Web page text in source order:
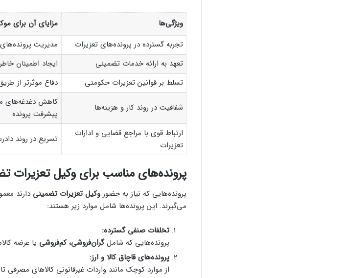
ویژگی‌ها
مزایای آن برای
تجربه گسترده در پرونده‌های تعزیرات
مدیریت
تعهد به ارائه خدمات تضمینی
ایجاد اطمینان
تسلط بر قوانین تعزیرات حکومتی
دفاع موثرتر از
شفافیت در روند کار و هزینه‌ها
کاهش دغدغه‌های
پیشرفت پرونده
ارتباط قوی با مراجع قضایی و ادارات
تعزیرات
تسریع در روند
پرونده‌های مناسب برای وکیل تعزیرات
پرونده‌هایی که نیاز به حضور وکیل تعزیرات تضمینی دارند
می‌گیرند. این پرونده‌ها شامل موارد زیر هستند:
تخلفات صنفی گسترده:
پرونده‌هایی که شاملگران‌فروشی، کم‌فروشی یا عرضه
پرونده‌های قاچاق کالا و ارز:
از موارد کوچک مانند واردات غیرقانونی کالاهای مصرفی